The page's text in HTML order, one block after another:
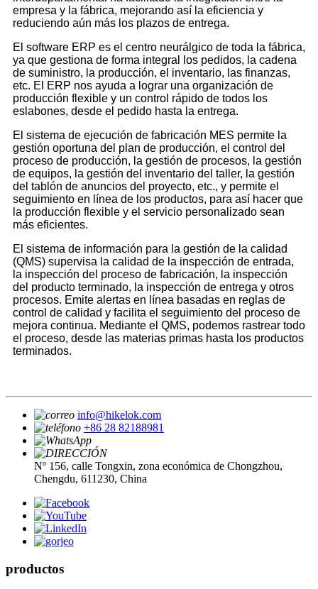
empresa y la fábrica, mejorando así la eficiencia y
reduciendo aún más los plazos de entrega.
El software ERP es el centro neurálgico de toda la fábrica,
ya que gestiona de forma integral los pedidos, la cadena
de suministro, la producción, el inventario, las finanzas,
etc. El ERP nos ayuda a lograr una organización de
producción flexible y un control rápido de todos los
eslabones, desde el pedido hasta la entrega.
El sistema de ejecución de fabricación MES permite la
gestión oportuna del plan de producción, el control del
proceso de producción, la gestión de procesos, la gestión
de equipos, la gestión del inventario del taller, la gestión
del tablón de anuncios del proyecto, etc., y permite el
seguimiento en línea de los productos, para así hacer que
la producción flexible y el servicio personalizado sean
más eficientes.
El sistema de información para la gestión de la calidad
(QMS) supervisa la calidad de la inspección de entrada,
la inspección del proceso de fabricación, la inspección
del producto terminado, la inspección de entrega y otros
procesos. Emite alertas en línea basadas en reglas de
control de calidad y facilita el seguimiento del proceso de
mejora continua. Mediante el QMS, podemos rastrear todo
el proceso, desde las materias primas hasta los productos
terminados.
info@hikelok.com
+86 28 82188981
Nº 156, calle Tongxin, zona económica de Chongzhou,
Chengdu, 611230, China
productos